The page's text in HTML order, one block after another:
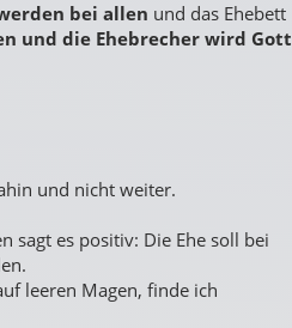
bei allen und das Ehebett
und die Ehebrecher wird Gott
und nicht weiter.
sagt es positiv: Die Ehe soll bei
leeren Magen, finde ich